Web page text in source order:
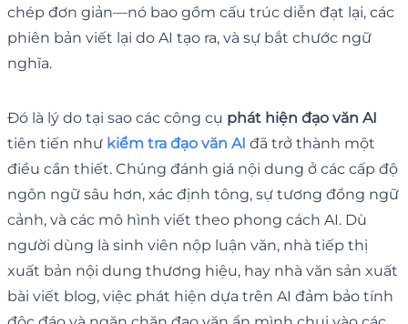
chép đơn giản—nó bao gồm cấu trúc diễn đạt lại, các
phiên bản viết lại do AI tạo ra, và sự bắt chước ngữ
nghĩa.
Đó là lý do tại sao các công cụ phát hiện đạo văn AI
tiên tiến như kiểm tra đạo văn AI đã trở thành một
điều cần thiết. Chúng đánh giá nội dung ở các cấp độ
ngôn ngữ sâu hơn, xác định tông, sự tương đồng ngữ
cảnh, và các mô hình viết theo phong cách AI. Dù
người dùng là sinh viên nộp luận văn, nhà tiếp thị
xuất bản nội dung thương hiệu, hay nhà văn sản xuất
bài viết blog, việc phát hiện dựa trên AI đảm bảo tính